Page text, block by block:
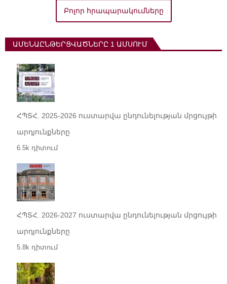
Բոլոր հրապարակումները
ԱՄԵՆԱԸՆԹԵՐՑՎԱԾՆԵՐԸ 1 ԱՄՍՈՒՄ
ՀՊՏՀ. 2025-2026 ուստարվա ընդունելության մրցույթի
արդյունքները
6.5k դիտում
ՀՊՏՀ. 2026-2027 ուստարվա ընդունելության մրցույթի
արդյունքները
5.8k դիտում